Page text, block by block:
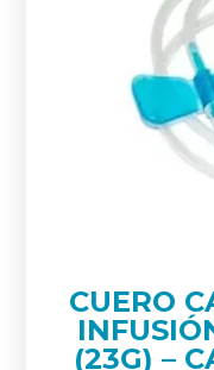
CUERO
(23G) –